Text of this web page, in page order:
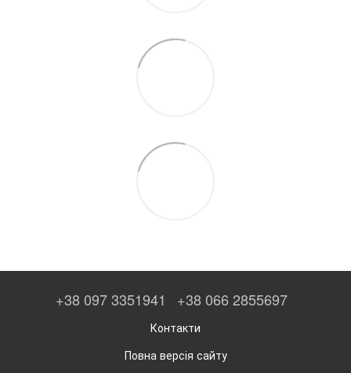
+38 097 3351941 +38 066 2855697
Контакти
Повна версія сайту